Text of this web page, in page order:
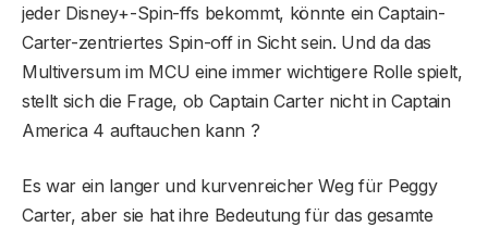
jeder Disney+-Spin-ffs bekommt, könnte ein Captain-
Carter-zentriertes Spin-off in Sicht sein. Und da das
Multiversum im MCU eine immer wichtigere Rolle spielt,
stellt sich die Frage, ob Captain Carter nicht in Captain
America 4 auftauchen kann ?
Es war ein langer und kurvenreicher Weg für Peggy
Carter, aber sie hat ihre Bedeutung für das gesamte